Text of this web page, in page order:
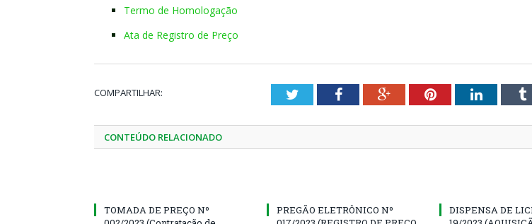
Termo de Homologação
Ata de Registro de Preço
COMPARTILHAR: TwitterFacebookGoogle+PinterestLinkedIn
CONTEÚDO RELACIONADO
TOMADA DE PREÇO Nº
PREGÃO ELETRÔNICO Nº
DISPENSA DE